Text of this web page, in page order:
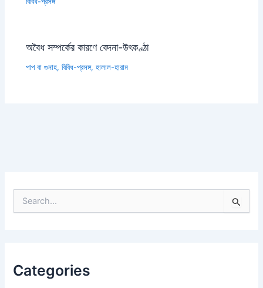
অবৈধ সম্পর্কের কারণে বেদনা-উৎকণ্ঠা
পাপ বা গুনাহ,বিবিধ-প্রসঙ্গ,হালাল-হারাম
e
fCategories